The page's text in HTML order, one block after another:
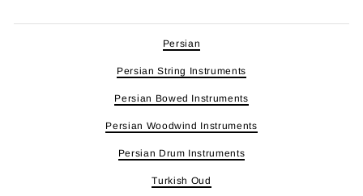
Persian
Persian String Instruments
Persian Bowed Instruments
Persian Woodwind Instruments
Persian Drum Instruments
Turkish Oud